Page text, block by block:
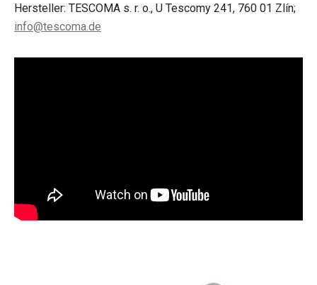
Hersteller: TESCOMA s. r. o., U Tescomy 241, 760 01 Zlín;
info@tescoma.de